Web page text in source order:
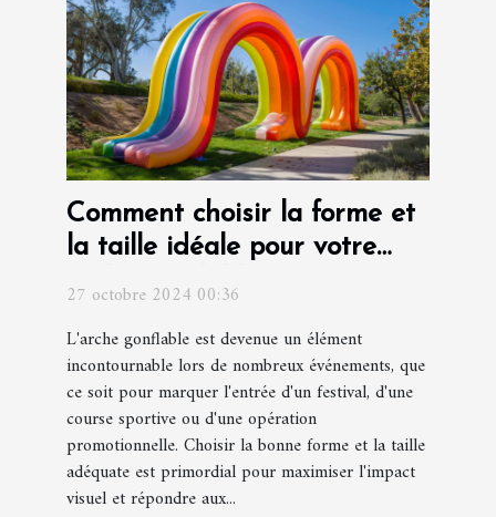
Comment choisir la forme et
la taille idéale pour votre
arche gonflable
27 octobre 2024 00:36
L'arche gonflable est devenue un élément
incontournable lors de nombreux événements, que
ce soit pour marquer l'entrée d'un festival, d'une
course sportive ou d'une opération
promotionnelle. Choisir la bonne forme et la taille
adéquate est primordial pour maximiser l'impact
visuel et répondre aux...